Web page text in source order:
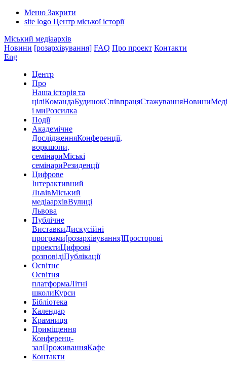
Меню Закрити
site logo Центр міської історії
Міський медіаархів
Новини [розархівування] FAQ Про проект Контакти
Eng
Центр
Про
Наша історія та
ціліКомандаБудинокСпівпрацяСтажуванняНовини
і миРозсилка
Події
Академічне
ДослідженняКонференції,
воркшопи,
семінариМіські
семінариРезиденції
Цифрове
Інтерактивний
ЛьвівМіський
медіаархівВулиці
Львова
Публічне
ВиставкиДискусійні
програми[розархівування]Просторові
проектиЦифрові
розповідіПублікації
Освітнє
Освітня
платформаЛітні
школиКурси
Бібліотека
Календар
Крамниця
Приміщення
Конференц-
залПроживанняКафе
Контакти